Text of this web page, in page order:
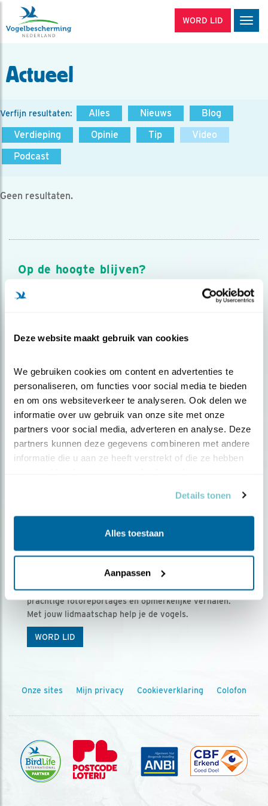
Deze website maakt gebruik van cookies
We gebruiken cookies om content en advertenties te
personaliseren, om functies voor social media te bieden
en om ons websiteverkeer te analyseren. Ook delen we
informatie over uw gebruik van onze site met onze
partners voor social media, adverteren en analyse. Deze
partners kunnen deze gegevens combineren met andere
informatie die u aan ze heeft verstrekt of die ze hebben
Details tonen
Alles toestaan
Aanpassen
WORD LID
Actueel
Verfijn resultaten: Alles Nieuws
Blog
Verdieping
Opinie Tip
Video
Podcast
Geen resultaten.
Op de hoogte blijven?
Meld je aan en ontvang nieuws, inspiratie, acties en tips
over vogels en activiteiten van Vogelbescherming.
Ontvang 5 x Vogels voor € 36,00 per jaar
Vogels is het tijdschrift voor onze leden, met
prachtige fotoreportages en opmerkelijke verhalen.
Met jouw lidmaatschap help je de vogels.
WORD LID
Onze sites Mijn privacy Cookieverklaring Colofon